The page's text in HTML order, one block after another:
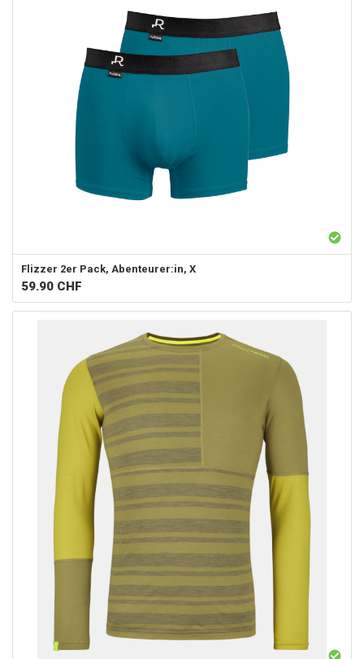
Flizzer 2er Pack, Abenteurer:in, X
59.90 CHF